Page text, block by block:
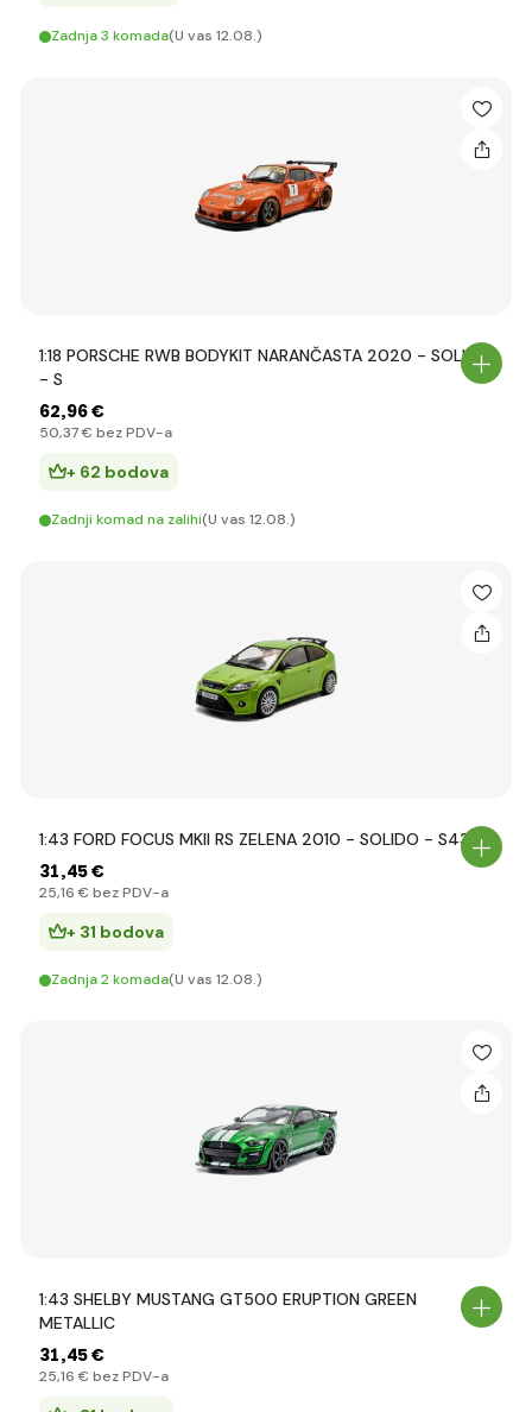
Zadnja 3 komada(U vas 12.08.)
1:18 PORSCHE RWB BODYKIT NARANČASTA 2020 - SOLIDO
- S
62,96 €
50,37 € bez PDV-a
+ 62 bodova
Zadnji komad na zalihi(U vas 12.08.)
1:43 FORD FOCUS MKII RS ZELENA 2010 - SOLIDO - S431
31,45 €
25,16 € bez PDV-a
+ 31 bodova
Zadnja 2 komada(U vas 12.08.)
1:43 SHELBY MUSTANG GT500 ERUPTION GREEN
METALLIC
31,45 €
25,16 € bez PDV-a